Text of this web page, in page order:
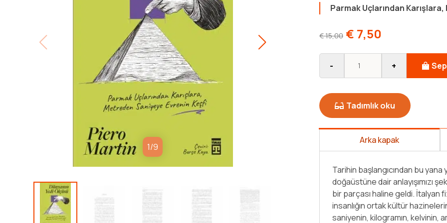
1/9
Parmak Uçlarından
€15,00 € 7,50
- +
Tadımlık oku
Arka kapak
Tarihin başlangıcından bu yana yaptığımız ölçümler, evren, toplum ve
doğaüstüne dair anlayışımızı şekillendirerek dünya deneyimimizin ayrılmaz
bir parçası haline geldi. İtalyan fizikçi Piero Martin bu kitapta okuru
insanlığın ortak kültür hazinelerinden yedi temel ölçünün; metrenin,
saniyenin, kilogramın, kelvinin, amperin, molün ve kandelanın [...]
İlk olarak İtalya'da yayımlanan
Japonya gibi ülkelerde de
yürütme organı Avrupa
finalistleri arasına girdi.
tarihinin iç içe geçtiği bu kitap,